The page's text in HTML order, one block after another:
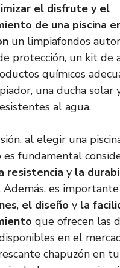
el disfrute y el
de una piscina
un limpiafondos
protección, un kit de
químicos
una ducha solar
al agua.
al elegir una
es fundamental
resistencia y la
es
, el diseño y la
que ofrecen las
en el
chapuzón en